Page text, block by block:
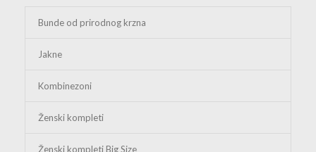
Bunde od prirodnog krzna
Jakne
Kombinezoni
Ženski kompleti
Ženski kompleti Big Size